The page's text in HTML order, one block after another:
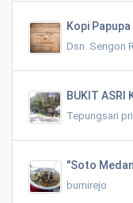
Kopi
Dsn. Sengon
BUKIT ASRI
Tepungsari
"Soto
bumirejo